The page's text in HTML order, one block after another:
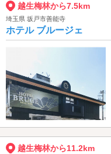
越生梅林から7.5km
埼玉県 坂戸市善能寺
ホテル ブルージェ
越生梅林から11.2km